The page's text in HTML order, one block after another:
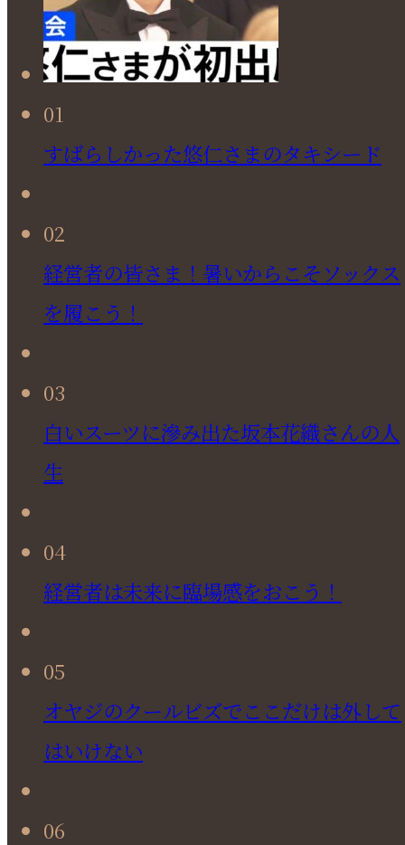
01
すばらしかった悠仁さまのタキシード
02
経営者の皆さま！暑いからこそソックス
を履こう！
03
白いスーツに滲み出た坂本花織さんの人
生
04
経営者は未来に臨場感をおこう！
05
オヤジのクールビズでここだけは外して
はいけない
06